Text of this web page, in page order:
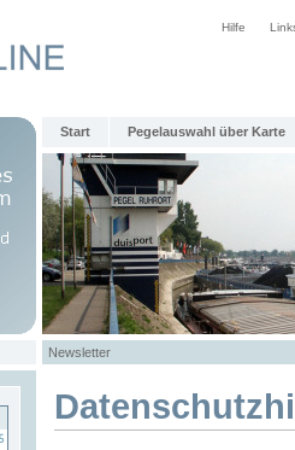
Hilfe
Start Pegelauswahl über Karte
Newsletter